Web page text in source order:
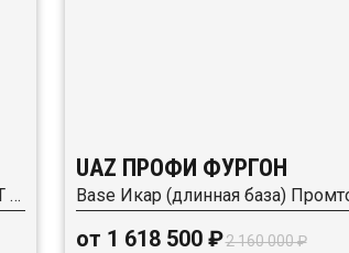
Base Икар (Промтоварный) 2.7 5MT (150 л.с.) RWD
UAZ ПРОФИ ФУРГОН
от 1 618 500 ₽2 160 000 ₽